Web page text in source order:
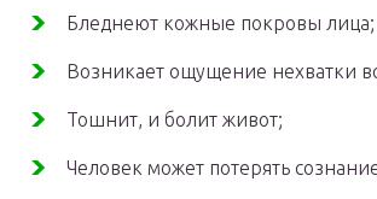
Бледнеют кожные покровы лица;
Возникает ощущение нехватки
Тошнит, и болит живот;
Человек может потерять